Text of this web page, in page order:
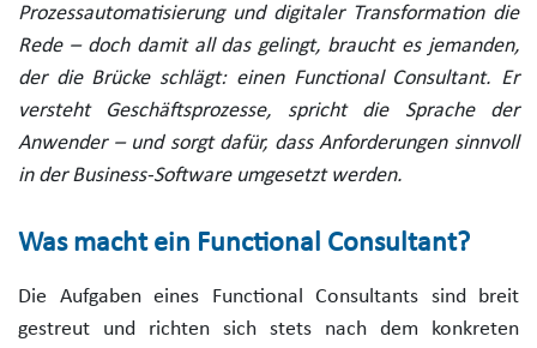
Prozessautomatisierung und digitaler Transformation die
Rede – doch damit all das gelingt, braucht es jemanden,
der die Brücke schlägt: einen Functional Consultant. Er
versteht Geschäftsprozesse, spricht die Sprache der
Anwender – und sorgt dafür, dass Anforderungen sinnvoll
in der Business-Software umgesetzt werden.
Was macht ein Functional Consultant?
Die Aufgaben eines Functional Consultants sind breit
gestreut und richten sich stets nach dem konkreten